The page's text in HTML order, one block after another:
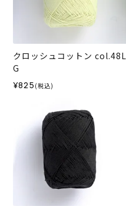
クロッシュコットン col.48L
G
¥825 (税込)